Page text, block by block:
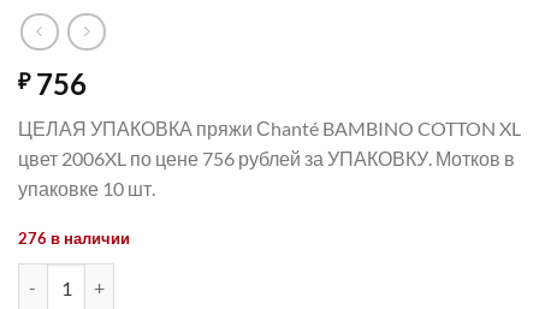
₽756
ЦЕЛАЯ УПАКОВКА пряжи Сhanté BAMBINO COTTON XL
цвет 2006XL по цене 756 рублей за УПАКОВКУ. Мотков в
упаковке 10 шт.
276 в наличии